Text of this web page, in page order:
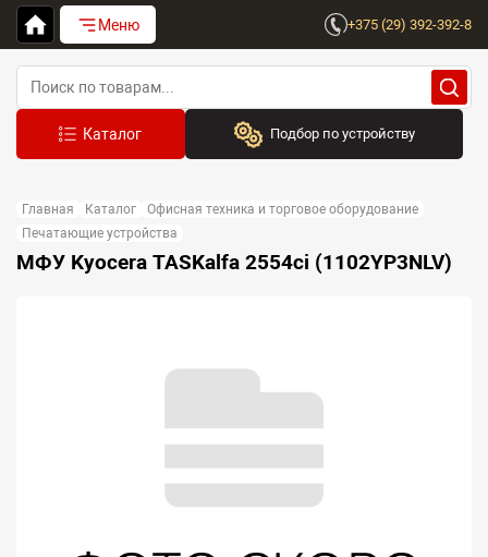
Меню +375 (29) 392-392-8
Подбор по устройству
Выберите бренд
Устройство:
Главная Каталог
Офисная техника и торговое оборудование
Печатающие устройства
МФУ Kyocera TASKalfa 2554ci (1102YP3NLV)